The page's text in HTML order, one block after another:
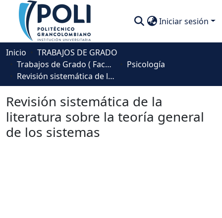
Iniciar sesión
Comunidades
Descubre
Inicio
TRABAJOS DE GRADO
Trabajos de Grado ( Facultad de Sociedad, Cultura y Creatividad)
Psicología
Revisión sistemática de la literatura sobre la teoría general de los sistemas
Revisión sistemática de la
literatura sobre la teoría general
de los sistemas